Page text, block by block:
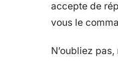
accepte de
vous le
N’oubliez